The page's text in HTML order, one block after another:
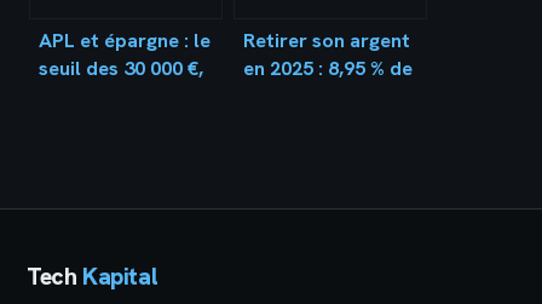
APL et épargne : le
seuil des 30 000 €,
Retirer son argent
en 2025 : 8,95 % de
Tech Kapital